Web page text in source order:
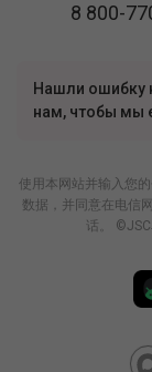
8 800-
Нашли ошибку
нам, чтобы мы
使用本网站并输入您
数据，并同意在电信
话。 ©JSC